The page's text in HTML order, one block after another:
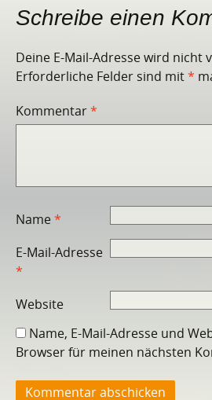
Schreibe einen
Deine E-Mail-Adresse wird nicht
Erforderliche Felder sind mit*
Kommentar*
Name*
E-Mail-Adresse
*
Website
Name, E-Mail-Adresse und
Browser für meinen nächsten